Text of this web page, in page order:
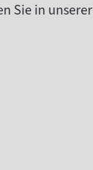
Sie in unserer